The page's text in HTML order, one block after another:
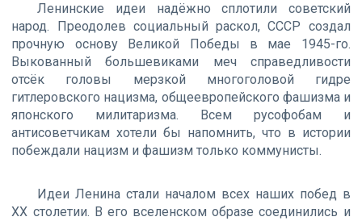
Ленинские идеи надёжно сплотили советский
народ. Преодолев социальный раскол, СССР создал
прочную основу Великой Победы в мае 1945-го.
Выкованный большевиками меч справедливости
отсёк головы мерзкой многоголовой гидре
гитлеровского нацизма, общеевропейского фашизма и
японского милитаризма. Всем русофобам и
антисоветчикам хотели бы напомнить, что в истории
побеждали нацизм и фашизм только коммунисты.
Идеи Ленина стали началом всех наших побед в
ХХ столетии. В его вселенском образе соединились и